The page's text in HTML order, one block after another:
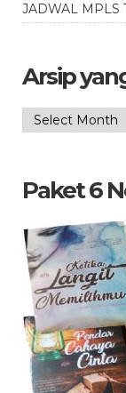
JADWAL MPLS
Arsip
Arsip
Paket 6